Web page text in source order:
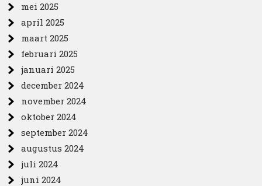
mei 2025
april 2025
maart 2025
februari 2025
januari 2025
december 2024
november 2024
oktober 2024
september 2024
augustus 2024
juli 2024
juni 2024